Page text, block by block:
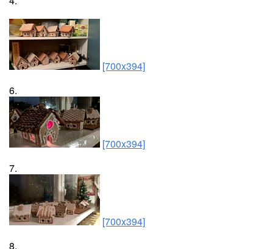
[700x394]
6.
[700x394]
7.
[700x394]
8.